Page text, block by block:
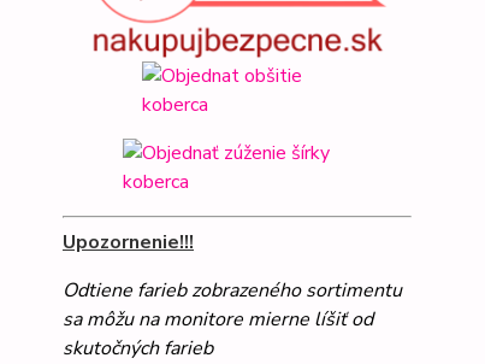
Upozornenie!!!
Odtiene farieb zobrazeného sortimentu
sa môžu na monitore mierne líšiť od
skutočných farieb